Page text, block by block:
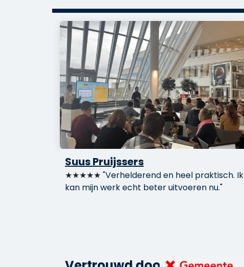
Suus Pruijssers
★★★★★ "Verhelderend en heel praktisch. Ik
kan mijn werk echt beter uitvoeren nu."